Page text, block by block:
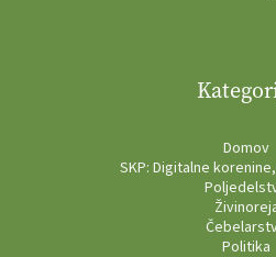
Domov
SKP: Digitalne
Politika